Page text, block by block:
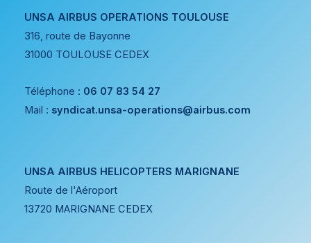
UNSA AIRBUS OPERATIONS TOULOUSE
316, route de Bayonne
31000 TOULOUSE CEDEX
Téléphone : 06 07 83 54 27
Mail : syndicat.unsa-operations@airbus.com
UNSA AIRBUS HELICOPTERS MARIGNANE
Route de l'Aéroport
13720 MARIGNANE CEDEX